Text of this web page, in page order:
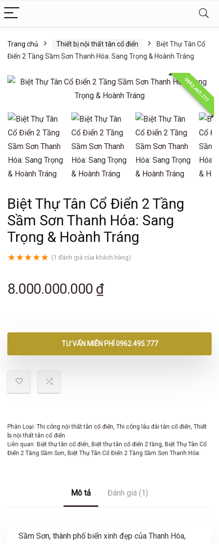
Trang chủ Thiết bị nội thất tân cổ điển
Biệt Thự Tân Cổ
Điển 2 Tầng Sầm Sơn Thanh Hóa: Sang Trọng & Hoành Tráng
0962.495.777
Biệt Thự Tân Cổ Điển 2 Tầng
Sầm Sơn Thanh Hóa: Sang
Trọng & Hoành Tráng
★★★★★ (1 đánh giá của khách hàng)
8.000.000.000 ₫
TƯ VẤN MIỄN PHÍ 0962.495.777
Phân Loại: Thi công nội thất tân cổ điển, Thi công lâu đài tân cổ điển, Thiết
bị nội thất tân cổ điển
Liên quan: Biệt thự tân cổ điển, Biệt thự tân cổ điển 2 tầng, Biệt Thự Tân Cổ
Điển 2 Tầng Sầm Sơn, Biệt Thự Tân Cổ Điển 2 Tầng Sầm Sơn Thanh Hóa:
Mô tả Đánh giá (1)
Sầm Sơn, thành phốbiển xinh đẹp của Thanh Hóa,